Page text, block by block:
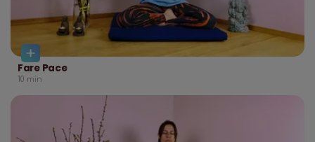
Fare Pace
10 min